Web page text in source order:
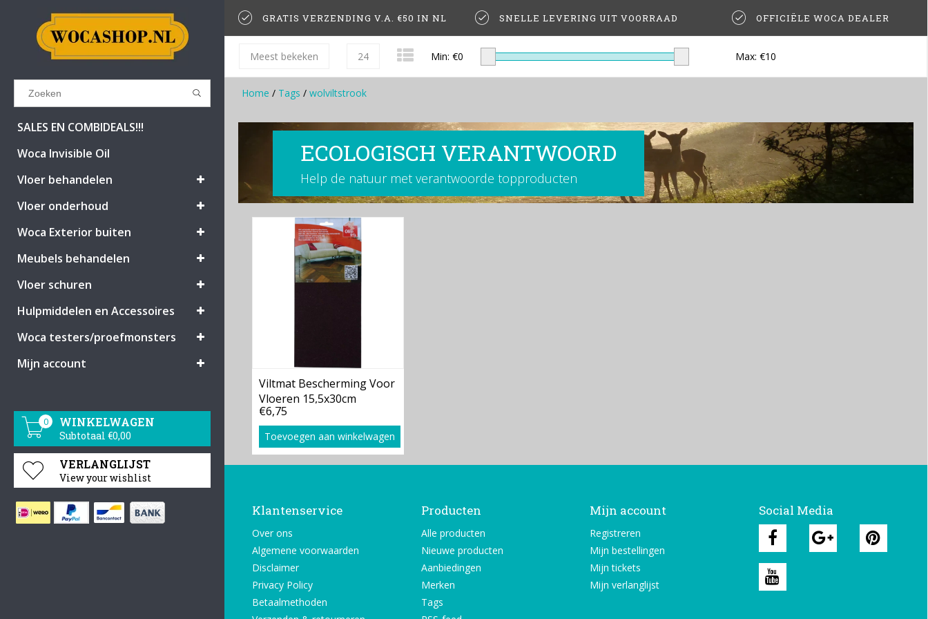
Results found
BEKIJK ALLE RESULTATEN
GA TERUG
SALES EN COMBIDEALS!!!
Woca Invisible Oil
Vloer behandelen
Vloer onderhoud
Woca Exterior buiten
Meubels behandelen
Vloer schuren
Hulpmiddelen en Accessoires
Woca testers/proefmonsters
Mijn account
0 WINKELWAGEN
Subtotaal €0,00
VERLANGLIJST
View your wishlist
GRATIS VERZENDING V.A. €50 IN NL SNELLE LEVERING UIT VOORRAAD OFFICIËLE WOCA DEALER
Meest bekeken 24 Min: €0 Max: €10
Home / Tags / wolviltstrook
ECOLOGISCH VERANTWOORD
Help de natuur met verantwoorde topproducten
Viltmat Bescherming Voor
Vloeren 15,5x30cm
€6,75
Toevoegen aan winkelwagen
Klantenservice
Over ons
Algemene voorwaarden
Disclaimer
Privacy Policy
Betaalmethoden
Producten
Alle producten
Nieuwe producten
Aanbiedingen
Merken
Tags
Mijn account
Registreren
Mijn bestellingen
Mijn tickets
Mijn verlanglijst
Social Media